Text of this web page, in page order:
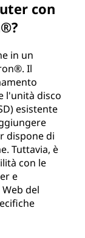
con
in un
Il
l'unità disco
esistente
dispone di
Tuttavia, è
con le
e
del